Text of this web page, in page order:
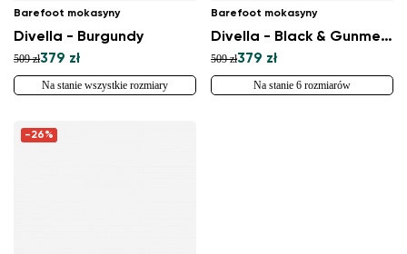
Barefoot mokasyny
Divella - Burgundy
509 zł379 zł
Na stanie wszystkie rozmiary
Barefoot mokasyny
Divella - Black & Gunmetal
509 zł379 zł
Na stanie 6 rozmiarów
-26%